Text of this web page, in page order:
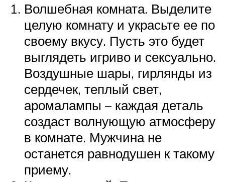
Волшебная комната. Выделите
целую комнату и украсьте ее по
своему вкусу. Пусть это будет
выглядеть игриво и сексуально.
Воздушные шары, гирлянды из
сердечек, теплый свет,
аромалампы – каждая деталь
создаст волнующую атмосферу
в комнате. Мужчина не
останется равнодушен к такому
приему.